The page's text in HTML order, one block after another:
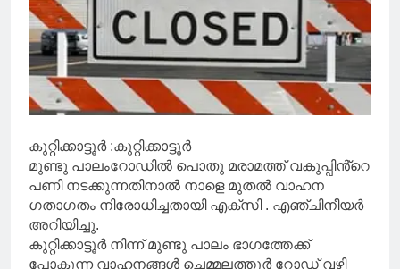
കുറ്റിക്കാട്ടൂർ :കുറ്റിക്കാട്ടൂർ
മുണ്ടു പാലംറോഡിൽ പൊതു മരാമത്ത് വകുപ്പിൻ്റെ
പണി നടക്കുന്നതിനാൽ നാളെ മുതൽ വാഹന
ഗതാഗതം നിരോധിച്ചതായി എക്സി . എഞ്ചിനീയർ
അറിയിച്ചു.
കുറ്റിക്കാട്ടൂർ നിന്ന് മുണ്ടു പാലം ഭാഗത്തേക്ക്
പോകുന്ന വാഹനങ്ങൾ ചെമ്മലത്തൂർ റോഡ് വഴി